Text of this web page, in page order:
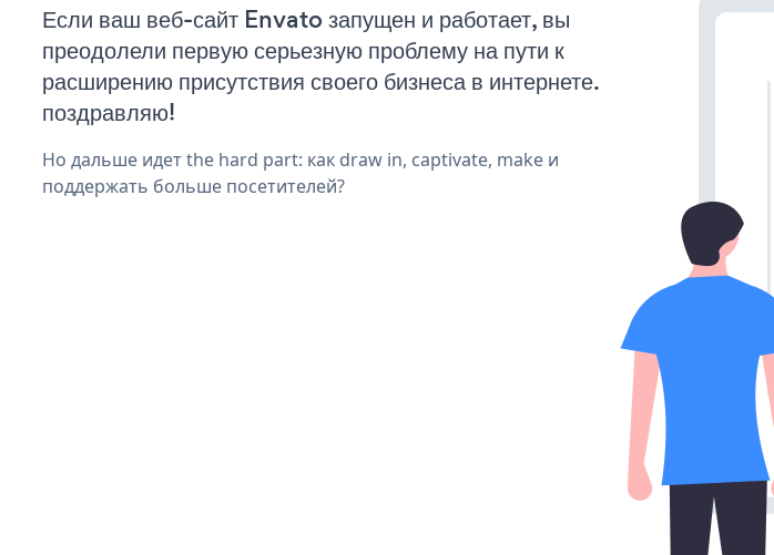
Если ваш веб-сайт Envato запущен и работает, вы
преодолели первую серьезную проблему на пути к
расширению присутствия своего бизнеса в интернете.
поздравляю!
Но дальше идет the hard part: как draw in, captivate, make и
поддержать больше посетителей?